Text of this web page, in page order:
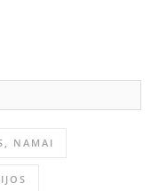
NAMAI